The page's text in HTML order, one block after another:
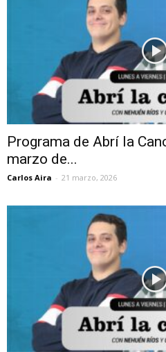
Programa de Abrí la
marzo de...
Carlos Aira - 21 marzo, 2026